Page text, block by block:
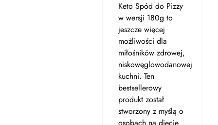
Keto Spód do Pizzy
w wersji 180g to
jeszcze więcej
możliwości dla
miłośników zdrowej,
niskowęglowodanowej
kuchni. Ten
bestsellerowy
produkt został
stworzony z myślą o